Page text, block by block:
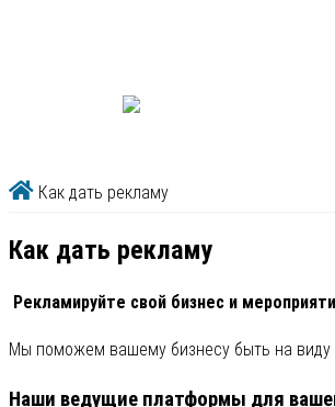
Как дать рекламу
Как дать рекламу
Рекламируйте свой бизнес и
Мы поможем вашему бизнесу быть на виду
Наши ведущие платформы для